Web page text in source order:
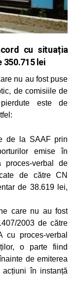
cu situația
350.715 lei
nu au fost puse
de comisiile de
pierdute este de
de la SAAF prin
emise în
proces-verbal de
de către CN
de 38.619 lei,
care nu au fost
2003 de către
proces-verbal
o parte fiind
de emiterea
în instanță